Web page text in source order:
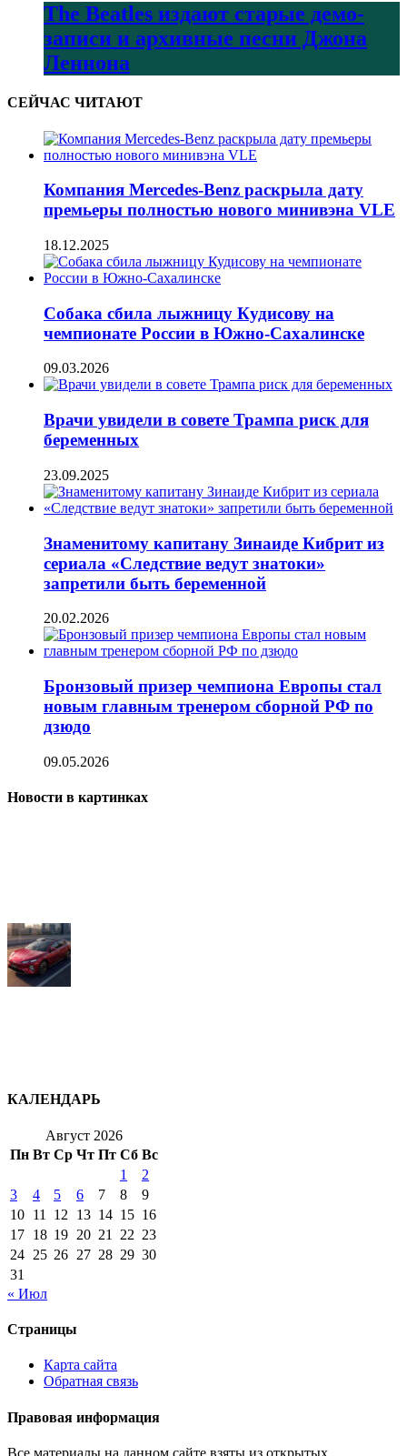
The Beatles издают старые демо-
записи и архивные песни Джона
Леннона
СЕЙЧАС ЧИТАЮТ
Компания Mercedes-Benz раскрыла дату
премьеры полностью нового минивэна VLE
18.12.2025
Собака сбила лыжницу Кудисову на
чемпионате России в Южно-Сахалинске
09.03.2026
Врачи увидели в совете Трампа риск для
беременных
23.09.2025
Знаменитому капитану Зинаиде Кибрит из
сериала «Следствие ведут знатоки»
запретили быть беременной
20.02.2026
Бронзовый призер чемпиона Европы стал
новым главным тренером сборной РФ по
дзюдо
09.05.2026
Новости в картинках
КАЛЕНДАРЬ
Август 2026
Пн Вт Ср Чт Пт Сб Вс
1
2
3
4 5 6 7 8
9
10 11 12 13 14 15 16
17 18 19 20 21 22 23
24 25 26 27 28 29 30
31
« Июл
Страницы
Карта сайта
Обратная связь
Правовая информация
Все материалы на данном сайте взяты из открытых